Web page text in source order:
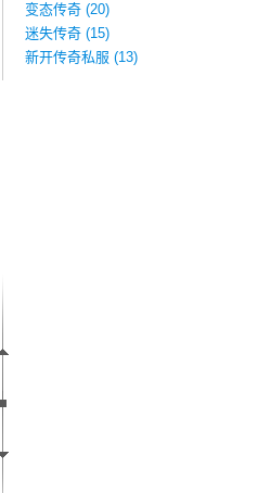
变态传奇 (20)
迷失传奇 (15)
新开传奇私服 (13)